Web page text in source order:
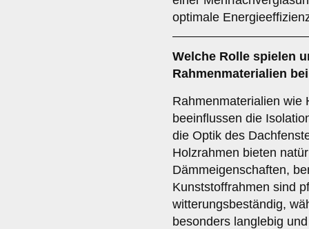
optimale
Welche Rolle spielen
Rahmenmaterialien
Rahmenmaterialien wie
beeinflussen die
die Optik des
Holzrahmen bieten
Dämmeigenschaften,
Kunststoffrahmen sind
witterungsbeständig,
besonders langlebig